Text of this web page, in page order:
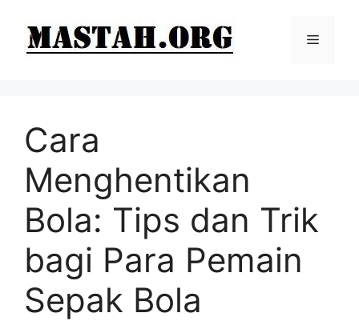
Menu
Cara
Menghentikan
Bola: Tips dan Trik
bagi Para Pemain
Sepak Bola